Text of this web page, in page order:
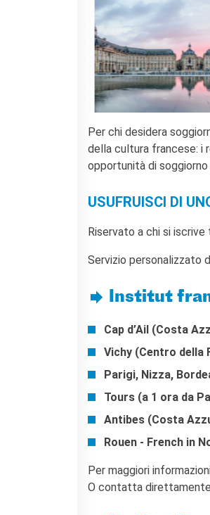
CONTATTACI!
CERCA
Per chi desidera
della cultura francese: i
opportunità di
USUFRUISCI DI
Riservato a chi si
Servizio personalizzato
Institut
Cap d’Ail (Costa
Vichy (Centro della
Parigi, Nizza,
Tours (a 1 ora da
Antibes (Costa
Rouen - French in
Per maggiori
O contatta direttamente